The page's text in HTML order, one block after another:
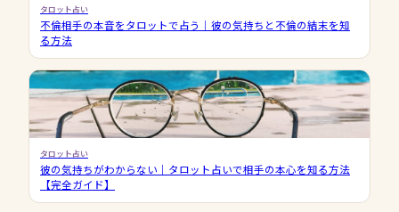
タロット占い
不倫相手の本音をタロットで占う｜彼の気持ちと不倫の結末を知
る方法
タロット占い
彼の気持ちがわからない｜タロット占いで相手の本心を知る方法
【完全ガイド】